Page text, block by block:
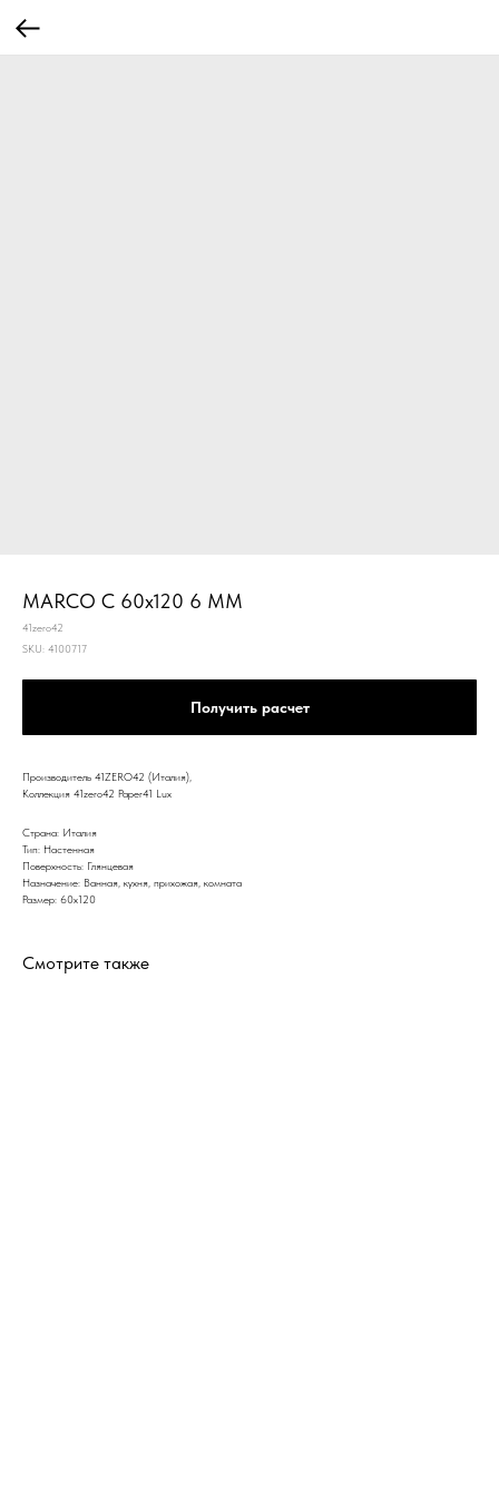
MARCO C 60x120 6 MM
41zero42
SKU: 4100717
Получить расчет
Производитель 41ZERO42 (Италия),
Коллекция 41zero42 Paper41 Lux
Страна: Италия
Тип: Настенная
Поверхность: Глянцевая
Назначение: Ванная, кухня, прихожая, комната
Размер: 60x120
Смотрите также